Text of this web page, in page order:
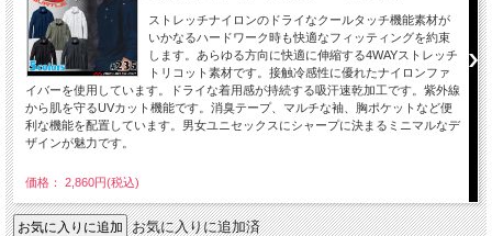
ストレッチナイロンのドライなクールタッチ機能素材が
いかなるハードワーク時も快適なフィッティングを約束
します。あらゆる方向に快適に伸縮する4WAYストレッチ
トリコット素材です。接触冷感性に優れたナイロンファ
イバーを使用しています。ドライな着用感が持続する吸汗速乾加工です。紫外線
から肌を守るUVカット機能です。消臭テープ、マルチな袖、胸ポケットなど便
利な機能を配置しています。男女ユニセックスにシャープに決まるミニマルなデ
ザインが魅力です。
価格： 2,860円(税込)
お気に入りに追加済